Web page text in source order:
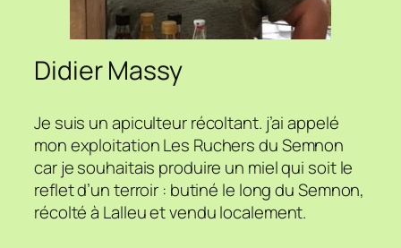
Didier Massy
Je suis un apiculteur récoltant. j’ai appelé
mon exploitation Les Ruchers du Semnon
car je souhaitais produire un miel qui soit le
reflet d’un terroir : butiné le long du Semnon,
récolté à Lalleu et vendu localement.